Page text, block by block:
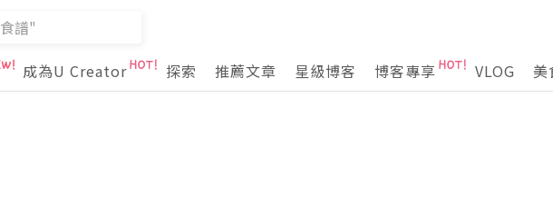
成為U Creator 探索 推薦文章 星級博客 博客專享 VLOG 美